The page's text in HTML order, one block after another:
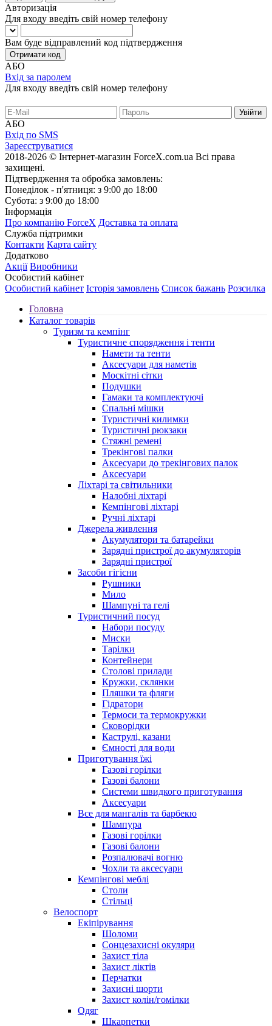
Авторизація
Для входу введіть свій номер телефону
Вам буде відправлений код підтвердження
Отримати код
АБО
Вхід за паролем
Для входу введіть свій номер телефону
АБО
Вхід по SMS
Зареєструватися
2018-2026 © Інтернет-магазин ForceX.com.ua Всі права
захищені.
Підтвердження та обробка замовлень:
Понеділок - п'ятниця: з 9:00 до 18:00
Субота: з 9:00 до 18:00
Інформація
Про компанію ForceX Доставка та оплата
Служба підтримки
Контакти Карта сайту
Додатково
Акції Виробники
Особистий кабінет
Особистий кабінет Історія замовлень Список бажань Розсилка
Головна
Каталог товарів
Туризм та кемпінг
Туристичне спорядження і тенти
Намети та тенти
Аксесуари для наметів
Москітні сітки
Подушки
Гамаки та комплектуючі
Спальні мішки
Туристичні килимки
Туристичні рюкзаки
Стяжні ремені
Трекінгові палки
Аксесуари до трекінгових палок
Аксесуари
Ліхтарі та світильники
Налобні ліхтарі
Кемпінгові ліхтарі
Ручні ліхтарі
Джерела живлення
Акумулятори та батарейки
Зарядні пристрої до акумуляторів
Зарядні пристрої
Засоби гігієни
Рушники
Мило
Шампуні та гелі
Туристичний посуд
Набори посуду
Миски
Тарілки
Контейнери
Столові прилади
Кружки, склянки
Пляшки та фляги
Гідратори
Термоси та термокружки
Сковорідки
Каструлі, казани
Ємності для води
Приготування їжі
Газові горілки
Газові балони
Системи швидкого приготування
Аксесуари
Все для мангалів та барбекю
Шампура
Газові горілки
Газові балони
Розпалювачі вогню
Чохли та аксесуари
Кемпінгові меблі
Столи
Стільці
Велоспорт
Екіпірування
Шоломи
Сонцезахисні окуляри
Захист тіла
Захист ліктів
Перчатки
Захисні шорти
Захист колін/гомілки
Одяг
Шкарпетки